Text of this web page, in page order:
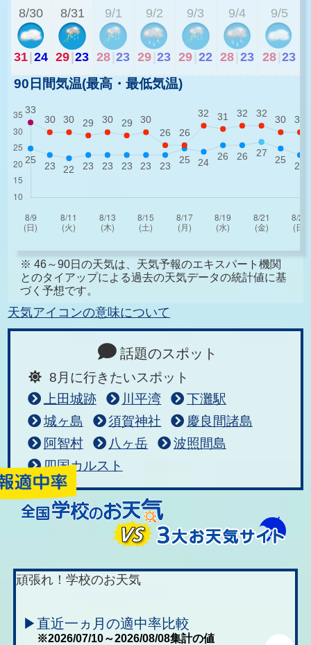
8/30
31|24
8/31
29|23
9/1
28 23
9/2
29 23
9/3
29 22
9/4
28 23
9/5
28 23
90日間気温(最高・最低気温)
※ 46～90日の天気は、天気予報のエキスパート機関
とのタイアップによる過去の天気データの統計値に基
づく予想です。
天気アイコンの意味について
話題のスポット
8月に行きたいスポット
上田城跡
川平湾
下灘駅
城ヶ島
須賀神社
慶良間諸島
阿智村
八ヶ岳
波照間島
四国カルスト
頑張れ！学校のお天気
▶直近一ヵ月の適中率比較
※2026/07/10～2026/08/08集計の値